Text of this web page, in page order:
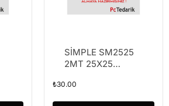
SİMPLE SM2525
2MT 25X25
KABLO KANALI
(K25)
₺30.00